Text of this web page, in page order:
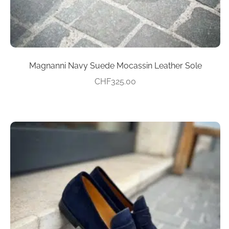
Magnanni Navy Suede Mocassin Leather Sole
CHF325.00
werden
Dieses
Varianten
Die
Optionen